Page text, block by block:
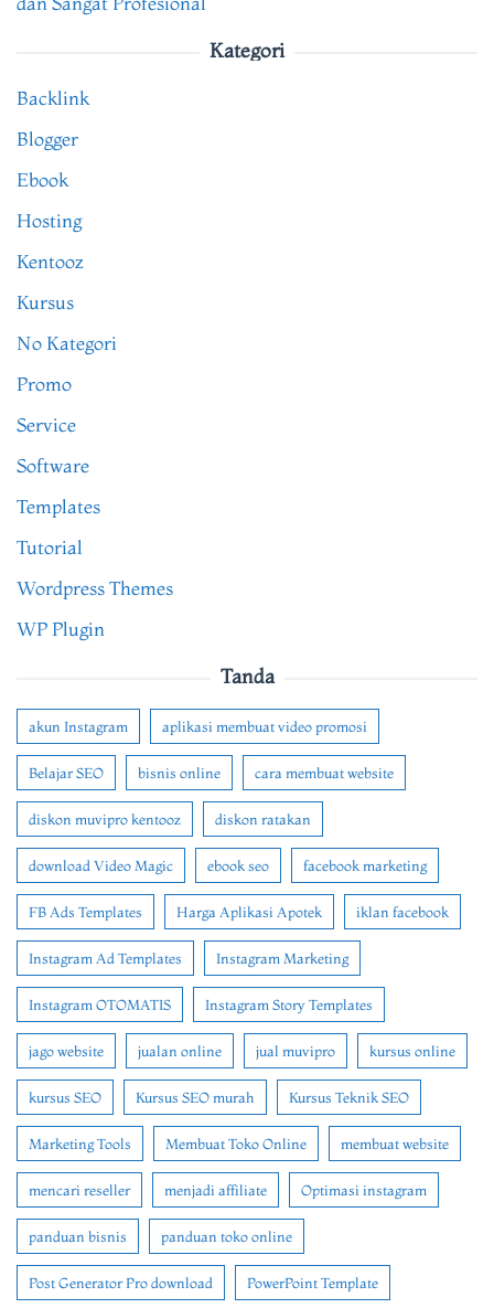
Kategori
Backlink
Blogger
Ebook
Hosting
Kentooz
Kursus
No Kategori
Promo
Service
Software
Templates
Tutorial
Wordpress Themes
WP Plugin
Tanda
akun Instagram aplikasi membuat video promosi
Belajar SEO bisnis online cara membuat website
diskon muvipro kentooz diskon ratakan
download Video Magic ebook seo facebook marketing
FB Ads Templates Harga Aplikasi Apotek iklan facebook
Instagram Ad Templates Instagram Marketing
Instagram OTOMATIS Instagram Story Templates
jago website jualan online jual muvipro kursus online
kursus SEO Kursus SEO murah Kursus Teknik SEO
Marketing Tools Membuat Toko Online membuat website
mencari reseller menjadi affiliate Optimasi instagram
panduan bisnis panduan toko online
Post Generator Pro download PowerPoint Template